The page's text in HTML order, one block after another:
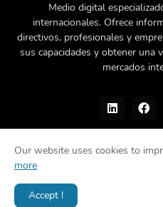
Medio digital
internacionales. Ofrece
directivos, profesionales y
sus capacidades y obtener una
mercados
Diseñado por -
Our website uses cookies to
more
Accept !